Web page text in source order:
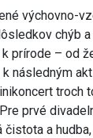
výchovno-
chýb
prírode – od
následným
troch
prvé
čistota a